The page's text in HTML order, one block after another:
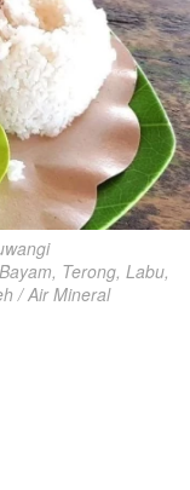
Terong, Labu,
/ Air Mineral